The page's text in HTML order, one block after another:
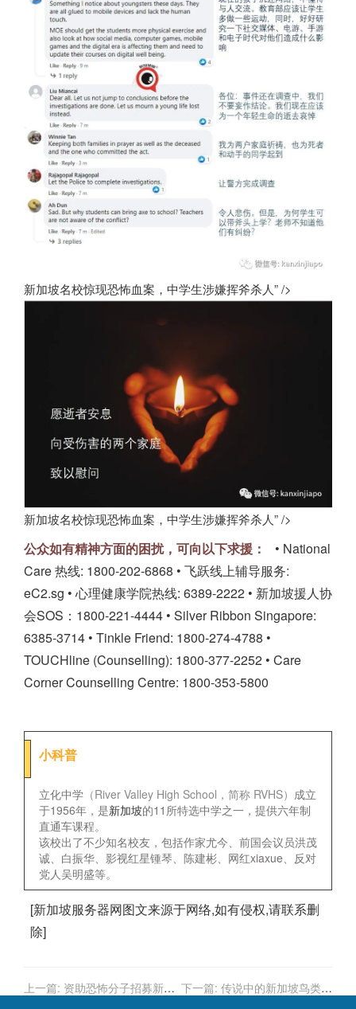
新加坡名校惊现恐怖血案，中学生涉嫌挥斧杀人” />
新加坡名校惊现恐怖血案，中学生涉嫌挥斧杀人” />
公众如有精神方面的困扰，可向以下求援：
• National
Care 热线: 1800-202-6868 • 飞跃线上辅导服务:
eC2.sg • 心理健康学院热线: 6389-2222 • 新加坡援人协
会SOS：1800-221-4444 • Silver Ribbon Singapore:
6385-3714 • Tinkle Friend: 1800-274-4788 •
TOUCHline (Counselling): 1800-377-2252 • Care
Corner Counselling Centre: 1800-353-5800
小科普
立化中学 （River Valley High School，简称 RVHS） 成立
于1956年，是新加坡的11所特选中学之一，提供六年制
直通车课程。
该校出了不少知名校友，包括作家尤今、前国会议员洪茂
诚、白振华、影视红星锺琴、陈建彬、网红xiaxue、反对
党人吴明盛等。
[新加坡服务器网图文来源于网络,如有侵权,请联系删
除]
上一篇: 资助恐怖分子招募新
下一篇: 传说中的新加坡鸟类管